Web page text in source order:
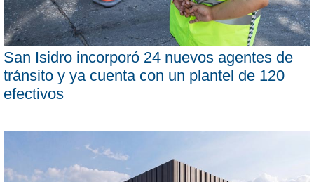
San Isidro incorporó 24 nuevos agentes de
tránsito y ya cuenta con un plantel de 120
efectivos